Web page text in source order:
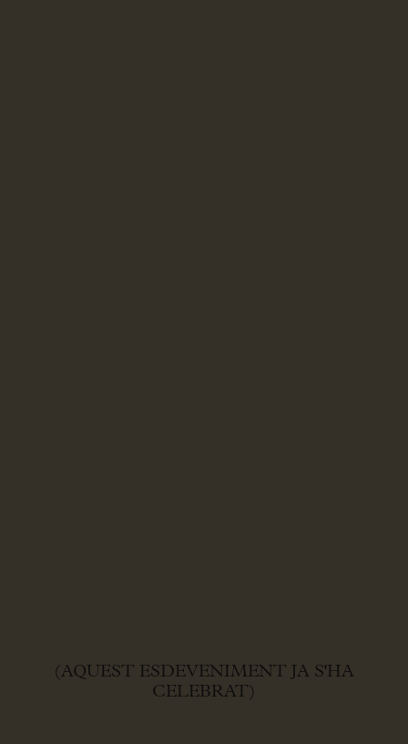
(AQUEST ESDEVENIMENT JA S'HA
CELEBRAT)